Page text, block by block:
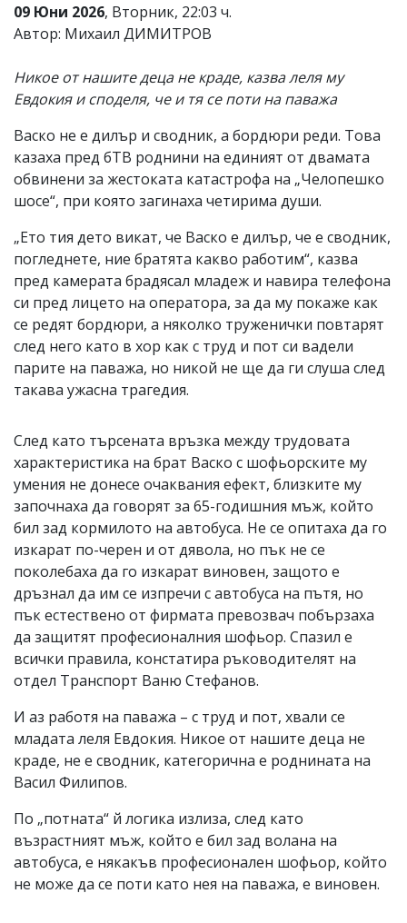
09 Юни 2026, Вторник, 22:03 ч.
Автор: Михаил ДИМИТРОВ
Никое от нашите деца не краде, казва леля му
Евдокия и споделя, че и тя се поти на паважа
Васко не е дилър и сводник, а бордюри реди. Това
казаха пред бТВ роднини на единият от двамата
обвинени за жестоката катастрофа на „Челопешко
шосе“, при която загинаха четирима души.
„Ето тия дето викат, че Васко е дилър, че е сводник,
погледнете, ние братята какво работим“, казва
пред камерата брадясал младеж и навира телефона
си пред лицето на оператора, за да му покаже как
се редят бордюри, а няколко труженички повтарят
след него като в хор как с труд и пот си вадели
парите на паважа, но никой не ще да ги слуша след
такава ужасна трагедия.
След като търсената връзка между трудовата
характеристика на брат Васко с шофьорските му
умения не донесе очаквания ефект, близките му
започнаха да говорят за 65-годишния мъж, който
бил зад кормилото на автобуса. Не се опитаха да го
изкарат по-черен и от дявола, но пък не се
поколебаха да го изкарат виновен, защото е
дръзнал да им се изпречи с автобуса на пътя, но
пък естествено от фирмата превозвач побързаха
да защитят професионалния шофьор. Спазил е
всички правила, констатира ръководителят на
отдел Транспорт Ваню Стефанов.
И аз работя на паважа – с труд и пот, хвали се
младата леля Евдокия. Никое от нашите деца не
краде, не е сводник, категорична е роднината на
Васил Филипов.
По „потната“ й логика излиза, след като
възрастният мъж, който е бил зад волана на
автобуса, е някакъв професионален шофьор, който
не може да се поти като нея на паважа, е виновен.